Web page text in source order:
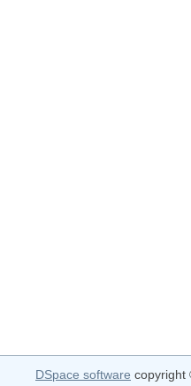
DSpace software copyright